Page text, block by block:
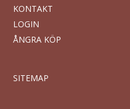
KONTAKT
LOGIN
ÅNGRA KÖP
SITEMAP